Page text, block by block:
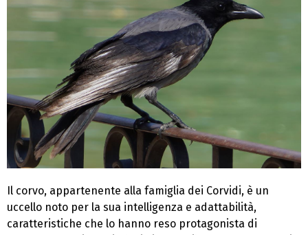
Il corvo, appartenente alla famiglia dei Corvidi, è un
uccello noto per la sua intelligenza e adattabilità,
caratteristiche che lo hanno reso protagonista di